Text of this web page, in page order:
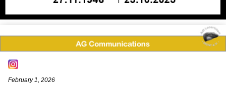
February 1, 2026